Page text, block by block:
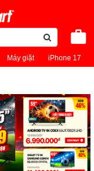
Máy giặt iPhone 17